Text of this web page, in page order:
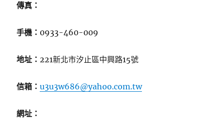
傳真：
手機： 0933-460-009
地址：221新北市汐止區中興路15號
信箱：u3u3w686@yahoo.com.tw
網址：